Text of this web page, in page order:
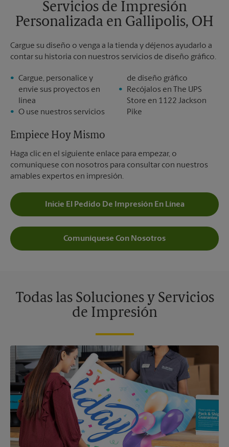
Servicios de Impresión
Personalizada en Gallipolis, OH
Cargue su diseño o venga a la tienda y déjenos ayudarlo a
contar su historia con nuestros servicios de diseño gráfico.
Cargue, personalice y
envíe sus proyectos en
línea
O use nuestros servicios
de diseño gráfico
Recójalos en The UPS
Store en 1122 Jackson
Pike
Empiece Hoy Mismo
Haga clic en el siguiente enlace para empezar, o
comuníquese con nosotros para consultar con nuestros
amables expertos en impresión.
Inicie El Pedido De Impresión En Línea
Comuníquese Con Nosotros
Todas las Soluciones y Servicios
de Impresión